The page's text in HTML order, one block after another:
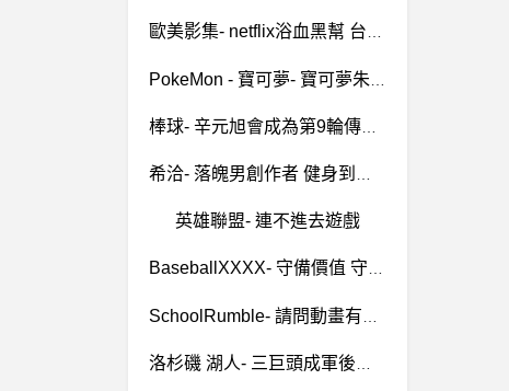
歐美影集- netflix浴血黑幫 台灣上架 netflix浴血黑幫 台灣上架
英雄聯盟- 連不進去遊戲
BaseballXXXX- 守備價值 守備價值